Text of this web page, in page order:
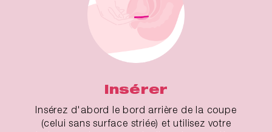
Insérer
Insérez d'abord le bord arrière de la coupe
(celui sans surface striée) et utilisez votre